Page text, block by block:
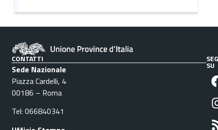
CONTATTI
Sede Nazionale
Piazza Cardelli, 4
00186 – Roma
Tel: 066840341
SU